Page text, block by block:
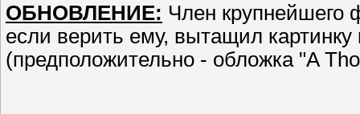
ОБНОВЛЕНИЕ: Член крупнейшего
если верить ему, вытащил
(предположительно - обложка "A